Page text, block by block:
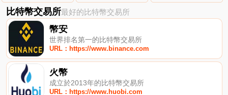
比特幣交易所最好的比特幣交易所
幣安
世界排名第一的比特幣交易所
URL：https://www.binance.com
火幣
成立於2013年的比特幣交易所
URL：https://www.huobi.com